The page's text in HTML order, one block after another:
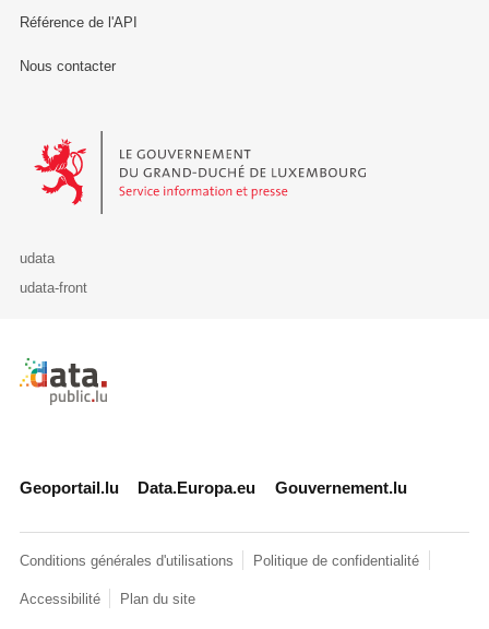
Référence de l'API
Nous contacter
Le Gouvernement du Grand-Duché de Luxembourg - Service
udata
udata-front
Retour à l'accueil de data.public.lu
Geoportail.lu Data.Europa.eu Gouvernement.lu
Conditions générales d'utilisations Politique de confidentialité
Accessibilité Plan du site